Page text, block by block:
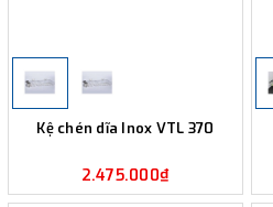
Kệ chén dĩa Inox VTL 370
2.475.000₫